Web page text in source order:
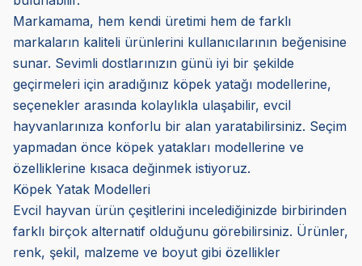
Markamama, hem kendi üretimi hem de farklı
markaların kaliteli ürünlerini kullanıcılarının beğenisine
sunar. Sevimli dostlarınızın günü iyi bir şekilde
geçirmeleri için aradığınız köpek yatağı modellerine,
seçenekler arasında kolaylıkla ulaşabilir, evcil
hayvanlarınıza konforlu bir alan yaratabilirsiniz. Seçim
yapmadan önce köpek yatakları modellerine ve
özelliklerine kısaca değinmek istiyoruz.
Köpek Yatak Modelleri
Evcil hayvan ürün çeşitlerini incelediğinizde birbirinden
farklı birçok alternatif olduğunu görebilirsiniz. Ürünler,
renk, şekil, malzeme ve boyut gibi özellikler